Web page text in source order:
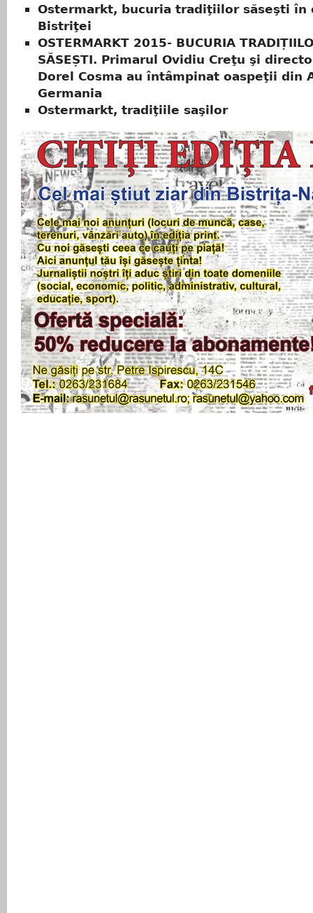
Ostermarkt, bucuria tradiţiilor săseşti în
Bistriţei
OSTERMARKT 2015- BUCURIA
SĂSEȘTI. Primarul Ovidiu Creţu şi
Dorel Cosma au întâmpinat oaspeţii din
Germania
Ostermarkt, tradiţiile saşilor